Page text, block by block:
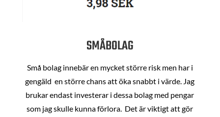
SMÅBOLAG
Små bolag innebär en mycket större risk men har i
gengäld en större chans att öka snabbt i värde. Jag
brukar endast investerar i dessa bolag med pengar
som jag skulle kunna förlora. Det är viktigt att gör